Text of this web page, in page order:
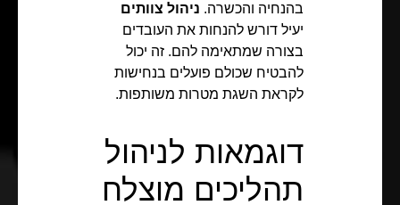
בהנחיה והכשרה. ניהול צוותים
יעיל דורש להנחות את העובדים
בצורה שמתאימה להם. זה יכול
להבטיח שכולם פועלים בנחישות
לקראת השגת מטרות משותפות.
דוגמאות לניהול
תהליכים מוצלח